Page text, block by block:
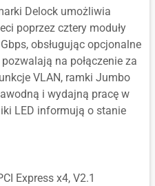
Delock umożliwia
poprzez cztery moduły
obsługując opcjonalne
na połączenie za
VLAN, ramki Jumbo
i wydajną pracę w
LED informują o stanie
Express x4, V2.1